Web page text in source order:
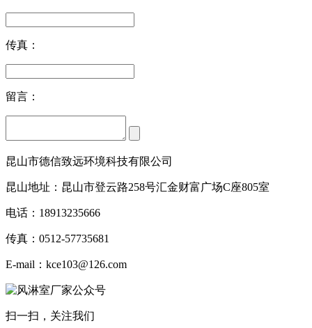
传真：
留言：
昆山市德信致远环境科技有限公司
昆山地址：昆山市登云路258号汇金财富广场C座805室
电话：18913235666
传真：0512-57735681
E-mail：kce103@126.com
扫一扫，关注我们